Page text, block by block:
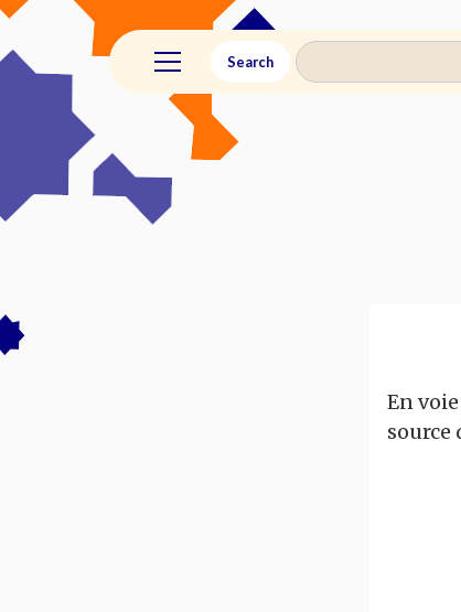
En
source